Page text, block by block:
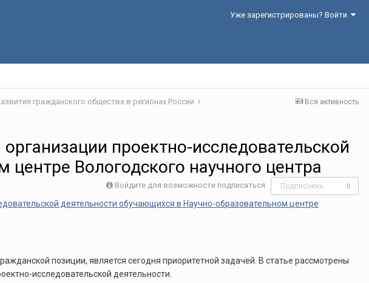
Уже зарегистрированы? Войти
Вся активность
гражданского общества в регионах России
проектно-исследовательской
Вологодского научного центра
Войдите для возможности подписаться Подписчики 0
деятельности обучающихся в Научно-образовательном центре
позиции, является сегодня приоритетной задачей. В статье рассмотрены
исследовательской деятельности.